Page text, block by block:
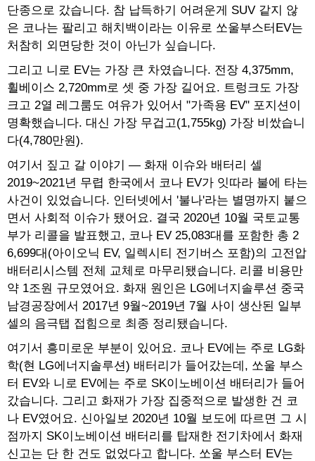
단종으로 갔습니다. 참 납득하기 어려운게 SUV 같지 않
은 코나는 팔리고 해치백이라는 이유로 쏘울부스터EV는
처참히 외면당한 것이 아닌가 싶습니다.
그리고 니로 EV는 가장 큰 차였습니다. 전장 4,375mm,
휠베이스 2,720mm로 셋 중 가장 길어요. 트렁크도 가장
크고 2열 레그룸도 여유가 있어서 "가족용 EV" 포지션이
명확했습니다. 대신 가장 무겁고(1,755kg) 가장 비쌌습니
다(4,780만원).
여기서 짚고 갈 이야기 — 화재 이슈와 배터리 셀
2019~2021년 무렵 한국에서 코나 EV가 잇따라 불에 타는
사건이 있었습니다. 인터넷에서 '불나'라는 별명까지 붙으
면서 사회적 이슈가 됐어요. 결국 2020년 10월 국토교통
부가 리콜을 발표했고, 코나 EV 25,083대를 포함한 총 2
6,699대(아이오닉 EV, 일렉시티 전기버스 포함)의 고전압
배터리시스템 전체 교체로 마무리됐습니다. 리콜 비용만
약 1조원 규모였어요. 화재 원인은 LG에너지솔루션 중국
남경공장에서 2017년 9월~2019년 7월 사이 생산된 일부
셀의 음극탭 접힘으로 최종 정리됐습니다.
여기서 흥미로운 부분이 있어요. 코나 EV에는 주로 LG화
학(현 LG에너지솔루션) 배터리가 들어갔는데, 쏘울 부스
터 EV와 니로 EV에는 주로 SK이노베이션 배터리가 들어
갔습니다. 그리고 화재가 가장 집중적으로 발생한 건 코
나 EV였어요. 신아일보 2020년 10월 보도에 따르면 그 시
점까지 SK이노베이션 배터리를 탑재한 전기차에서 화재
신고는 단 한 건도 없었다고 합니다. 쏘울 부스터 EV는